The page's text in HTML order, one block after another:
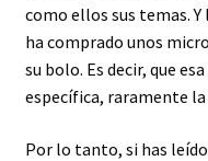
como ellos sus temas. Y
ha comprado unos
su bolo. Es decir, que
específica, raramente
Por lo tanto, si has